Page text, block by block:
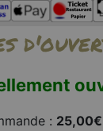
: 25,00€